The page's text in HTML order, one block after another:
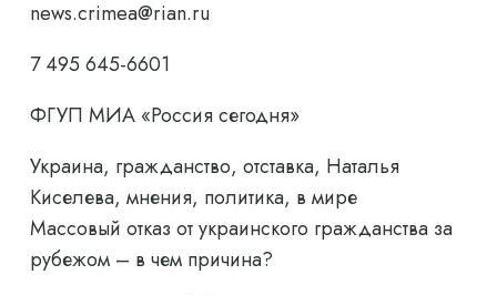
news.crimea@rian.ru
7 495 645-6601
ФГУП МИА «Россия сегодня»
Украина, гражданство, отставка, Наталья
Киселева, мнения, политика, в мире
Массовый отказ от украинского гражданства за
рубежом – в чем причина?